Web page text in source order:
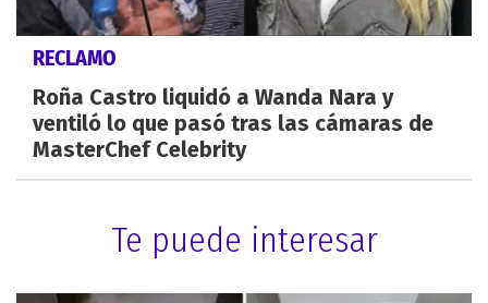
RECLAMO
Roña Castro liquidó a Wanda Nara y
ventiló lo que pasó tras las cámaras de
MasterChef Celebrity
Te puede interesar